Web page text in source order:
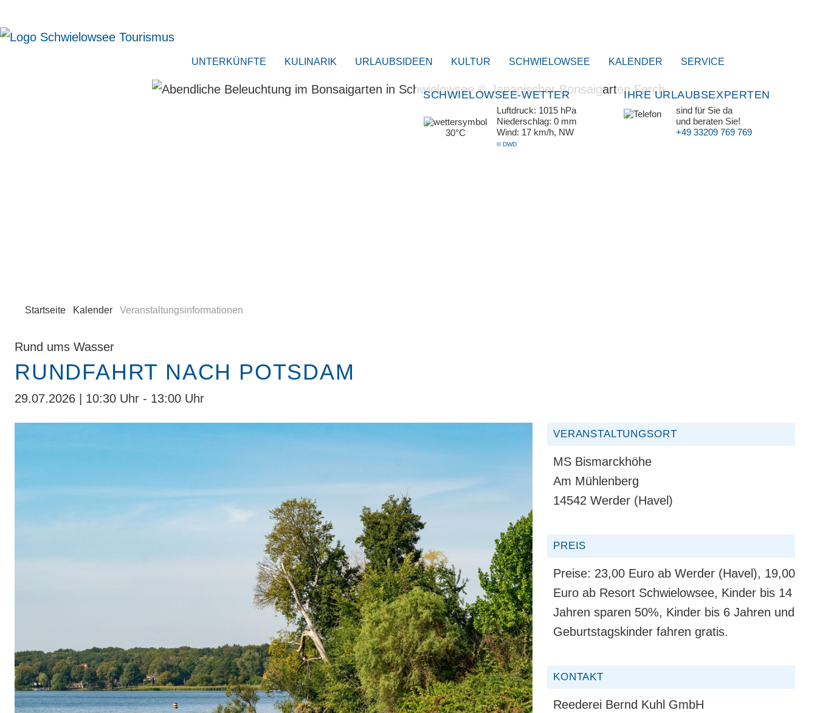
UNTERKÜNFTE KULINARIK URLAUBSIDEEN KULTUR SCHWIELOWSEE KALENDER SERVICE
SCHWIELOWSEE-WETTER
30°C
Luftdruck: 1015 hPa
Niederschlag: 0 mm
Wind: 17 km/h, NW
© DWD
IHRE URLAUBSEXPERTEN
sind für Sie da
und beraten Sie!
+49 33209 769 769
Startseite Kalender Veranstaltungsinformationen
Rund ums Wasser
RUNDFAHRT NACH POTSDAM
29.07.2026 | 10:30 Uhr - 13:00 Uhr
VERANSTALTUNGSORT
MS Bismarckhöhe
Am Mühlenberg
14542 Werder (Havel)
PREIS
Preise: 23,00 Euro ab Werder (Havel), 19,00
Euro ab Resort Schwielowsee, Kinder bis 14
Jahren sparen 50%, Kinder bis 6 Jahren und
Geburtstagskinder fahren gratis.
KONTAKT
Reederei Bernd Kuhl GmbH